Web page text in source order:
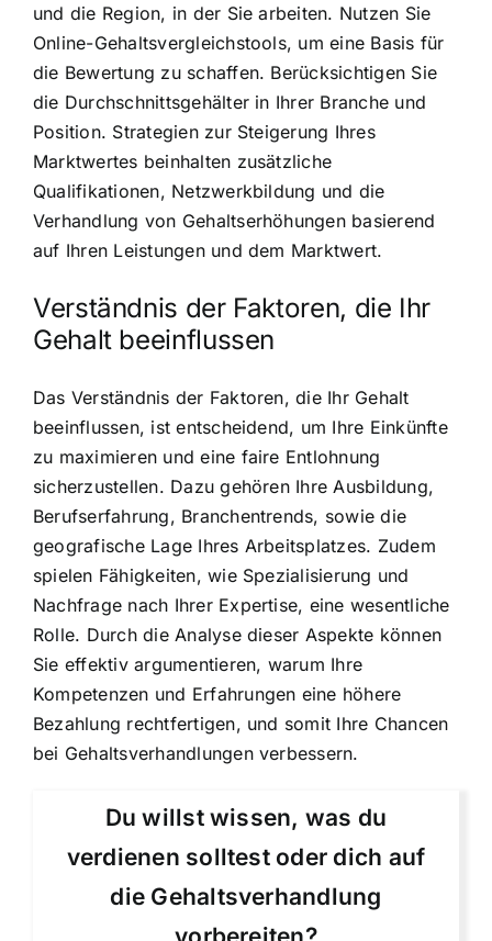
und die Region, in der Sie arbeiten. Nutzen Sie
Online-Gehaltsvergleichstools, um eine Basis für
die Bewertung zu schaffen. Berücksichtigen Sie
die Durchschnittsgehälter in Ihrer Branche und
Position. Strategien zur Steigerung Ihres
Marktwertes beinhalten zusätzliche
Qualifikationen, Netzwerkbildung und die
Verhandlung von Gehaltserhöhungen basierend
auf Ihren Leistungen und dem Marktwert.
Verständnis der Faktoren, die Ihr
Gehalt beeinflussen
Das Verständnis der Faktoren, die Ihr Gehalt
beeinflussen, ist entscheidend, um Ihre Einkünfte
zu maximieren und eine faire Entlohnung
sicherzustellen. Dazu gehören Ihre Ausbildung,
Berufserfahrung, Branchentrends, sowie die
geografische Lage Ihres Arbeitsplatzes. Zudem
spielen Fähigkeiten, wie Spezialisierung und
Nachfrage nach Ihrer Expertise, eine wesentliche
Rolle. Durch die Analyse dieser Aspekte können
Sie effektiv argumentieren, warum Ihre
Kompetenzen und Erfahrungen eine höhere
Bezahlung rechtfertigen, und somit Ihre Chancen
bei Gehaltsverhandlungen verbessern.
Du willst wissen, was du
verdienen solltest oder dich auf
die Gehaltsverhandlung